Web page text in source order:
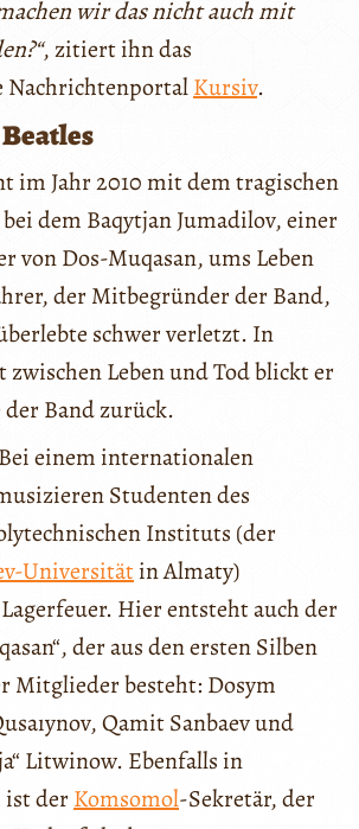
wir das nicht auch mit
, zitiert ihn das
NachrichtenportalKursiv.
im Jahr 2010 mit dem tragischen
dem Baqytjan Jumadilov, einer
von Dos-Muqasan, ums Leben
der Mitbegründer der Band,
schwer verletzt. In
Leben und Tod blickt er
Band zurück.
Bei einem internationalen
Studenten des
Instituts (der
Universitätin Almaty)
Hier entsteht auch der
der aus den ersten Silben
Mitglieder besteht: Dosym
Qamit Sanbaev und
Litwinow. Ebenfalls in
ist derKomsomol-Sekretär, der